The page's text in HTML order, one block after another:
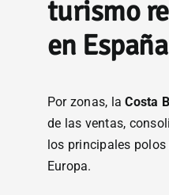
turismo
en España
Por zonas, laCosta
de las ventas,
los principales
Europa.